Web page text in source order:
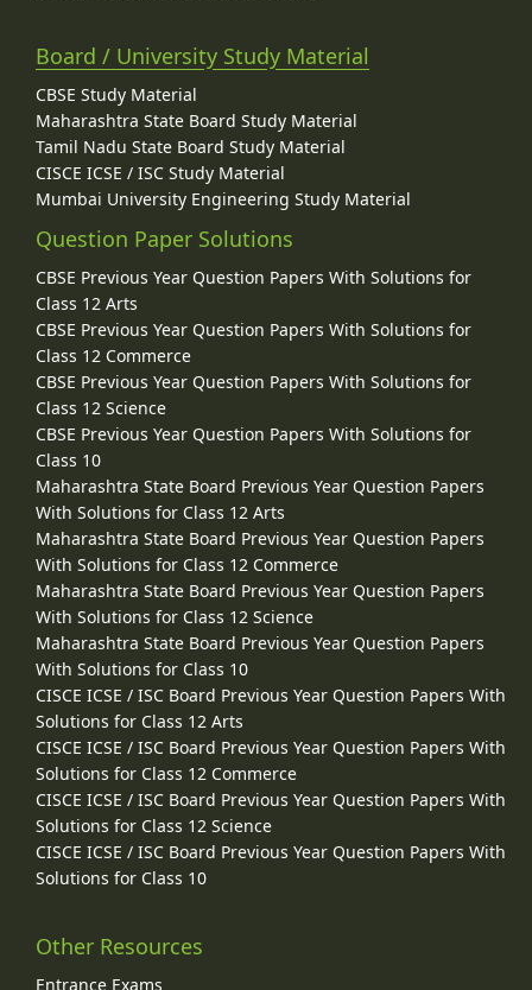
Board / University Study Material
CBSE Study Material
Maharashtra State Board Study Material
Tamil Nadu State Board Study Material
CISCE ICSE / ISC Study Material
Mumbai University Engineering Study Material
Question Paper Solutions
CBSE Previous Year Question Papers With Solutions for
Class 12 Arts
CBSE Previous Year Question Papers With Solutions for
Class 12 Commerce
CBSE Previous Year Question Papers With Solutions for
Class 12 Science
CBSE Previous Year Question Papers With Solutions for
Class 10
Maharashtra State Board Previous Year Question Papers
With Solutions for Class 12 Arts
Maharashtra State Board Previous Year Question Papers
With Solutions for Class 12 Commerce
Maharashtra State Board Previous Year Question Papers
With Solutions for Class 12 Science
Maharashtra State Board Previous Year Question Papers
With Solutions for Class 10
CISCE ICSE / ISC Board Previous Year Question Papers With
Solutions for Class 12 Arts
CISCE ICSE / ISC Board Previous Year Question Papers With
Solutions for Class 12 Commerce
CISCE ICSE / ISC Board Previous Year Question Papers With
Solutions for Class 12 Science
CISCE ICSE / ISC Board Previous Year Question Papers With
Solutions for Class 10
Other Resources
Entrance Exams